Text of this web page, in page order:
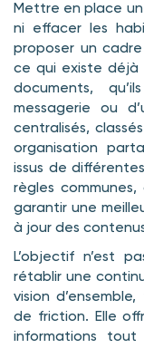
Mettre en place
ni effacer les
proposer un
ce qui existe déjà
documents,
messagerie ou
centralisés,
organisation
issus de
règles
garantir une
à jour des
L’objectif n’est
rétablir une
vision
de friction. Elle
informations tout